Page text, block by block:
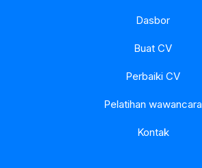
Dasbor
Buat CV
Perbaiki CV
Pelatihan wawancara
Kontak